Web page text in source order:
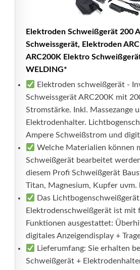
Elektroden Schweißgerät 200
Schweissgerät, Elektroden
ARC200K Elektro
WELDING*
Elektroden schweißgerät -
Schweissgerät ARC200K mit
Stromstärke. Inkl. Massezange
Elektrodenhalter.
Ampere Schweißstrom und
Welche Materialien können
Schweißgerät bearbeitet
diesem Profi Schweißgerät
Titan, Magnesium, Kupfer uvm.
Das
Elektrodenschweißgerät ist mit
Funktionen ausgestattet:
digitales Anzeigendisplay +
Lieferumfang: Sie erhalten
Schweißgerät +